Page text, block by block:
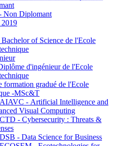
Non Diplomant
2019
of Science de l'Ecole
d'ingénieur de l'Ecole
formation gradué de l'Ecole
-MSc&T
- Artificial Intelligence and
Visual Computing
- Cybersecurity : Threats &
- Data Science for Business